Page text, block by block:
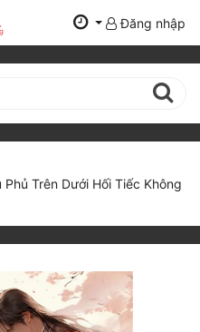
Đăng nhập
Phủ Trên Dưới Hối Tiếc Không